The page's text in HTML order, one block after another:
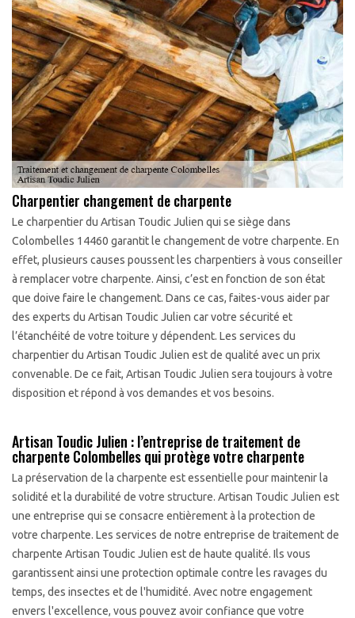
Charpentier changement de charpente
Le charpentier du Artisan Toudic Julien qui se siège dans
Colombelles 14460 garantit le changement de votre charpente. En
effet, plusieurs causes poussent les charpentiers à vous conseiller
à remplacer votre charpente. Ainsi, c’est en fonction de son état
que doive faire le changement. Dans ce cas, faites-vous aider par
des experts du Artisan Toudic Julien car votre sécurité et
l’étanchéité de votre toiture y dépendent. Les services du
charpentier du Artisan Toudic Julien est de qualité avec un prix
convenable. De ce fait, Artisan Toudic Julien sera toujours à votre
disposition et répond à vos demandes et vos besoins.
Artisan Toudic Julien : l’entreprise de traitement de
charpente Colombelles qui protège votre charpente
La préservation de la charpente est essentielle pour maintenir la
solidité et la durabilité de votre structure. Artisan Toudic Julien est
une entreprise qui se consacre entièrement à la protection de
votre charpente. Les services de notre entreprise de traitement de
charpente Artisan Toudic Julien est de haute qualité. Ils vous
garantissent ainsi une protection optimale contre les ravages du
temps, des insectes et de l'humidité. Avec notre engagement
envers l'excellence, vous pouvez avoir confiance que votre